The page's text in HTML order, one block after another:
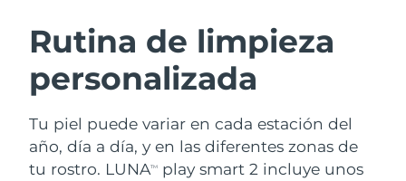
Rutina de limpieza
personalizada
Tu piel puede variar en cada estación del
año, día a día, y en las diferentes zonas de
tu rostro. LUNATM
play smart 2 incluye unos
LUNA™ 4 pack
Anti-aging massage
BEAR™ 2 pack
Microcurrent toning
Austria Entrega prevista
Baréin Entrega prevista
Bélgica
Bermudas Entrega prevista8/15/26